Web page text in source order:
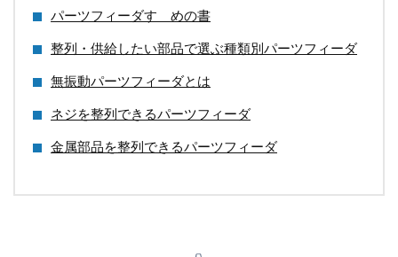
パーツフィーダすゝめの書
整列・供給したい部品で選ぶ種類別パーツフィーダ
無振動パーツフィーダとは
ネジを整列できるパーツフィーダ
金属部品を整列できるパーツフィーダ